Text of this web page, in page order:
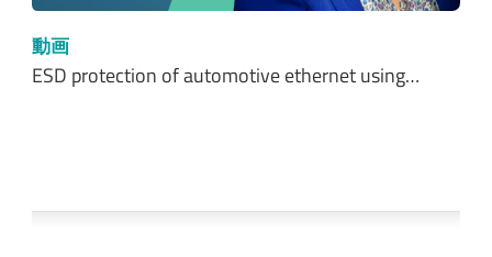
動画
ESD protection of automotive ethernet using…